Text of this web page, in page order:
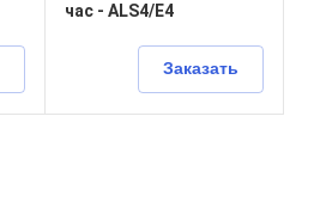
час - ALS4/E4
Заказать